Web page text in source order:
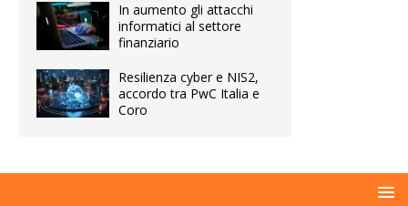
In aumento gli attacchi
informatici al settore
finanziario
Resilienza cyber e NIS2,
accordo tra PwC Italia e
Coro